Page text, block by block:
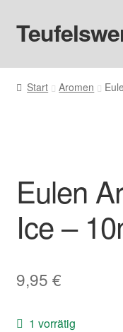
Zur
Navigation
Zum
Inhalt
Startseite
Liquids
Big Puff
Basen & Nikotin
Start Aromen
Eulen
Ice –
9,95 €
1 vorrätig